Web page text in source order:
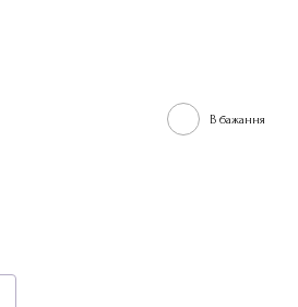
В бажання